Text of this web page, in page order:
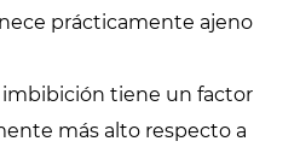
prácticamente ajeno
imbibición tiene un factor
más alto respecto a